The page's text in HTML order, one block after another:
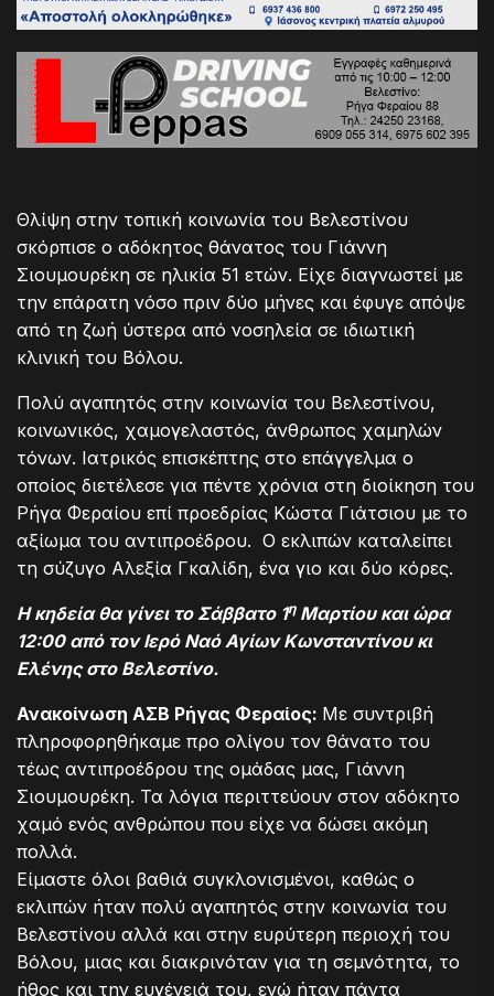
Θλίψη στην τοπική κοινωνία του Βελεστίνου
σκόρπισε ο αδόκητος θάνατος του Γιάννη
Σιουμουρέκη σε ηλικία 51 ετών. Είχε διαγνωστεί με
την επάρατη νόσο πριν δύο μήνες και έφυγε απόψε
από τη ζωή ύστερα από νοσηλεία σε ιδιωτική
κλινική του Βόλου.
Πολύ αγαπητός στην κοινωνία του Βελεστίνου,
κοινωνικός, χαμογελαστός, άνθρωπος χαμηλών
τόνων. Ιατρικός επισκέπτης στο επάγγελμα ο
οποίος διετέλεσε για πέντε χρόνια στη διοίκηση του
Ρήγα Φεραίου επί προεδρίας Κώστα Γιάτσιου με το
αξίωμα του αντιπροέδρου. Ο εκλιπών καταλείπει
τη σύζυγο Αλεξία Γκαλίδη, ένα γιο και δύο κόρες.
Η κηδεία θα γίνει το Σάββατο 1ηΜαρτίου και ώρα
12:00 από τον Ιερό Ναό Αγίων Κωνσταντίνου κι
Ελένης στο Βελεστίνο.
Ανακοίνωση ΑΣΒ Ρήγας Φεραίος: Με συντριβή
πληροφορηθήκαμε προ ολίγου τον θάνατο του
τέως αντιπροέδρου της ομάδας μας, Γιάννη
Σιουμουρέκη. Τα λόγια περιττεύουν στον αδόκητο
χαμό ενός ανθρώπου που είχε να δώσει ακόμη
πολλά.
Είμαστε όλοι βαθιά συγκλονισμένοι, καθώς ο
εκλιπών ήταν πολύ αγαπητός στην κοινωνία του
Βελεστίνου αλλά και στην ευρύτερη περιοχή του
Βόλου, μιας και διακρινόταν για τη σεμνότητα, το
ήθος και την ευγένειά του, ενώ ήταν πάντα